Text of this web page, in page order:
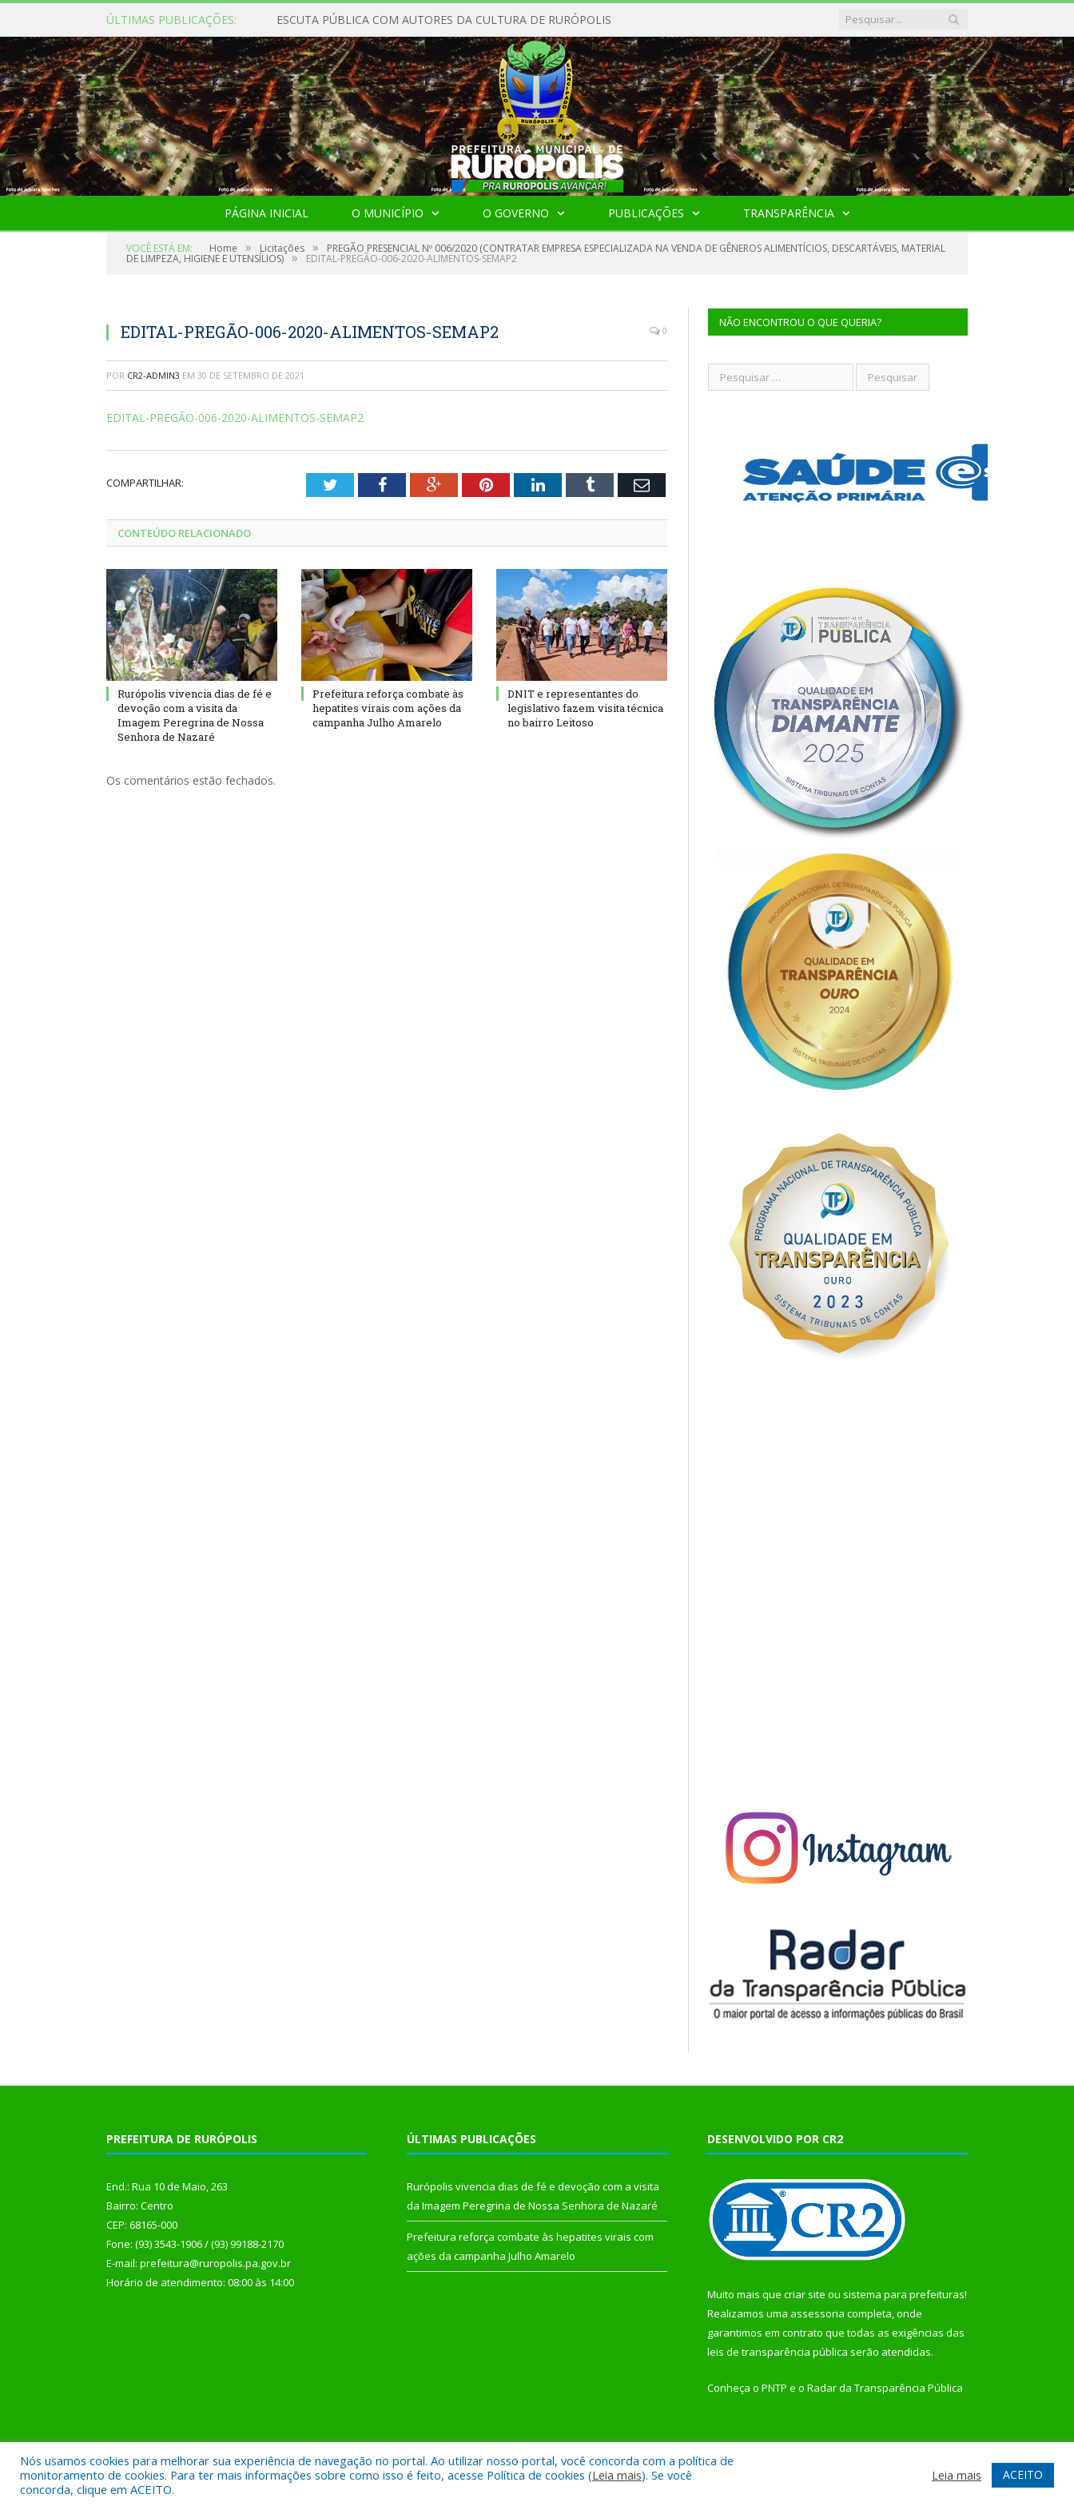
ÚLTIMAS PUBLICAÇÕES: ESCUTA PÚBLICA COM AUTORES DA CULTURA DE RURÓPOLIS
PÁGINA INICIAL O MUNICÍPIO O GOVERNO PUBLICAÇÕES TRANSPARÊNCIA
VOCÊ ESTÁ EM: Home » Licitações » PREGÃO PRESENCIAL Nº 006/2020 (CONTRATAR EMPRESA ESPECIALIZADA NA VENDA DE GÊNEROS ALIMENTÍCIOS, DESCARTÁVEIS, MATERIAL
DE LIMPEZA, HIGIENE E UTENSÍLIOS) » EDITAL-PREGÃO-006-2020-ALIMENTOS-SEMAP2
EDITAL-PREGÃO-006-2020-ALIMENTOS-SEMAP2 0
POR CR2-ADMIN3 EM 30 DE SETEMBRO DE 2021
EDITAL-PREGÃO-006-2020-ALIMENTOS-SEMAP2
COMPARTILHAR: TwitterFacebookGoogle+PinterestLinkedInTumblr Email
CONTEÚDO RELACIONADO
Rurópolis vivencia dias de fé e
devoção com a visita da
Imagem Peregrina de Nossa
Senhora de Nazaré
Prefeitura reforça combate às
hepatites virais com ações da
campanha Julho Amarelo
DNIT e representantes do
legislativo fazem visita técnica
no bairro Leitoso
Os comentários estão fechados.
NÃO ENCONTROU O QUE QUERIA?
PREFEITURA DE RURÓPOLIS
End.: Rua 10 de Maio, 263
Bairro: Centro
CEP: 68165-000
Fone: (93) 3543-1906 / (93) 99188-2170
E-mail: prefeitura@ruropolis.pa.gov.br
Horário de atendimento: 08:00 às 14:00
ÚLTIMAS PUBLICAÇÕES
Rurópolis vivencia dias de fé e devoção com a visita
da Imagem Peregrina de Nossa Senhora de Nazaré
Prefeitura reforça combate às hepatites virais com
ações da campanha Julho Amarelo
DESENVOLVIDO POR CR2
Muito mais que criar site ou sistema para prefeituras!
Realizamos uma assessoria completa, onde
garantimos em contrato que todas as exigências das
leis de transparência pública serão atendidas.
Conheça o PNTP e o Radar da Transparência Pública
Todos os direitos reservados a Prefeitura Municipal de Rurópolis. Mapa do Site Acessar Webmail
Nós usamos cookies para melhorar sua experiência de navegação no portal. Ao utilizar nosso portal, você concorda com a política de
monitoramento de cookies. Para ter mais informações sobre como isso é feito, acesse Política de cookies (Leia mais). Se você
concorda, clique em ACEITO.
Leia mais ACEITO